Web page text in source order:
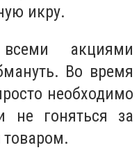
икру.
акциями
Во время
необходимо
не гоняться за